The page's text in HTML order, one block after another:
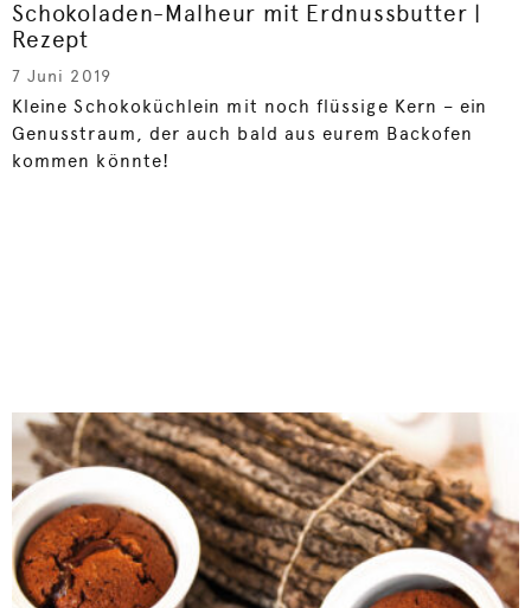
Schokoladen-Malheur mit Erdnussbutter |
Rezept
7 Juni 2019
Kleine Schokoküchlein mit noch flüssige Kern – ein
Genusstraum, der auch bald aus eurem Backofen
kommen könnte!